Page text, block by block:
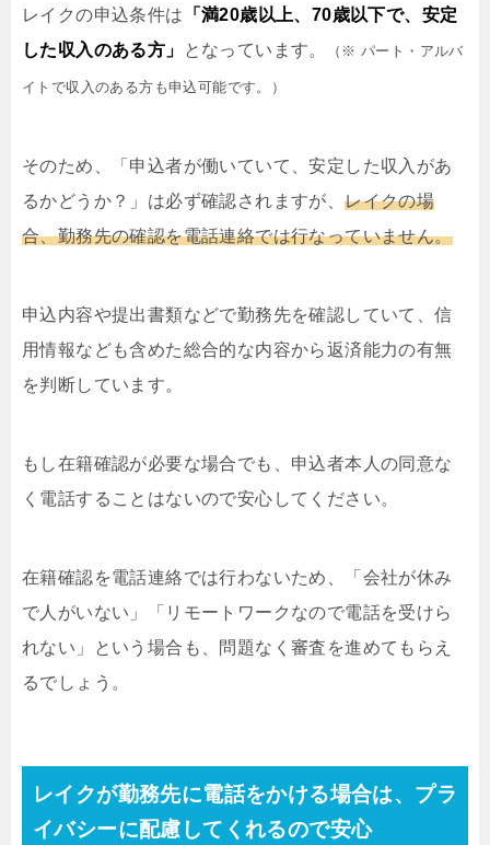
レイクの申込条件は 「満20歳以上、70歳以下で、安定
した収入のある方」
となっています。 （※ パート・アルバ
イトで収入のある方も申込可能です。）
そのため、「申込者が働いていて、安定した収入があ
るかどうか？」は必ず確認されますが、レイクの場
合、勤務先の確認を電話連絡では行なっていません。
申込内容や提出書類などで勤務先を確認していて、信
用情報なども含めた総合的な内容から返済能力の有無
を判断しています。
もし在籍確認が必要な場合でも、申込者本人の同意な
く電話することはないので安心してください。
在籍確認を電話連絡では行わないため、「会社が休み
で人がいない」「リモートワークなので電話を受けら
れない」という場合も、問題なく審査を進めてもらえ
るでしょう。
レイクが勤務先に電話をかける場合は、プラ
イバシーに配慮してくれるので安心